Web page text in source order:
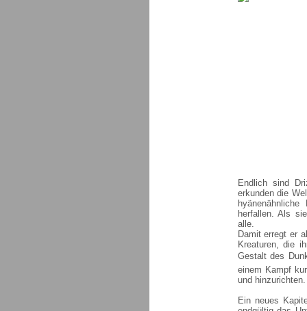
Endlich sind
erkunden die
herfallen. Als
alle.
Damit erregt er
Kreaturen, die
Gestalt des
einem Kampf
und
Ein neues